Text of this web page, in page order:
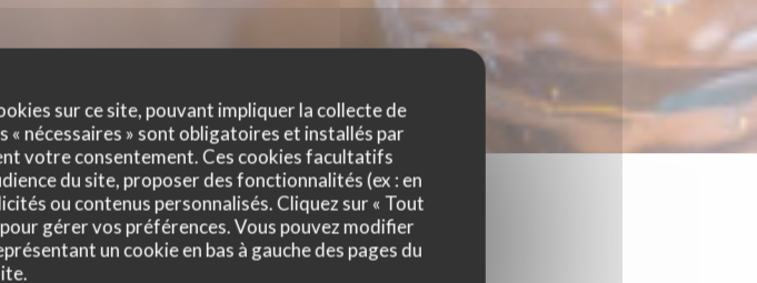
sur ce site, pouvant impliquer la collecte de
« nécessaires » sont obligatoires et installés par
votre consentement. Ces cookies facultatifs
du site, proposer des fonctionnalités (ex : en
ou contenus personnalisés. Cliquez sur « Tout
gérer vos préférences. Vous pouvez modifier
un cookie en bas à gauche des pages du